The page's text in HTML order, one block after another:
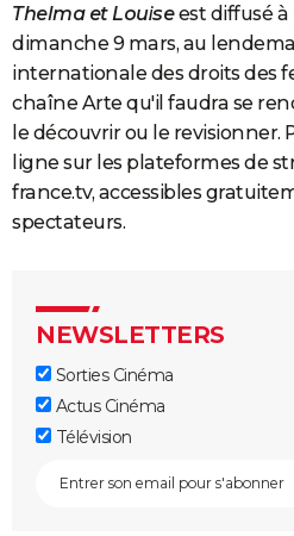
Thelma et Louiseest diffusé à
dimanche 9 mars, au
internationale des droits des
chaîne Arte qu'il faudra se
le découvrir ou le revisionner.
ligne sur les plateformes de
france.tv, accessibles
spectateurs.
NEWSLETTERS
Sorties Cinéma
Actus Cinéma
Télévision